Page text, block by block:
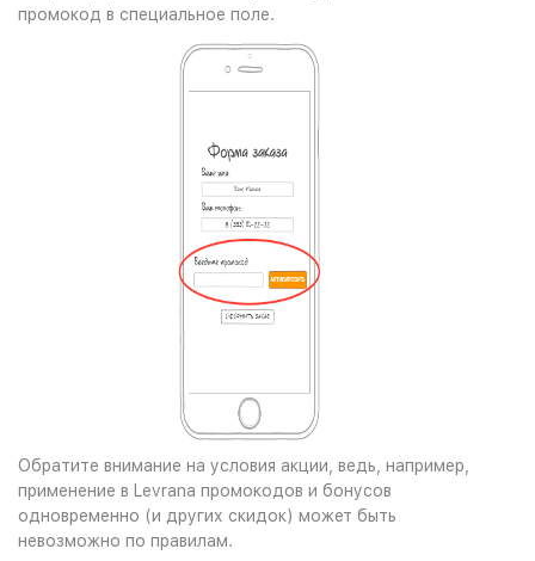
промокод в специальное поле.
Обратите внимание на условия акции, ведь, например,
применение в Levrana промокодов и бонусов
одновременно (и других скидок) может быть
невозможно по правилам.